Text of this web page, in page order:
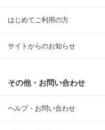
はじめてご利用の方
サイトからのお知らせ
その他・お問い合わせ
ヘルプ・お問い合わせ